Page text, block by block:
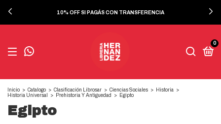
10% OFF SI PAGÁS CON TRANSFERENCIA
0
Inicio > Catalogo > Clasificación Librosar > Ciencias Sociales > Historia
>
Historia Universal
> Prehistoria Y Antiguedad > Egipto
Egipto